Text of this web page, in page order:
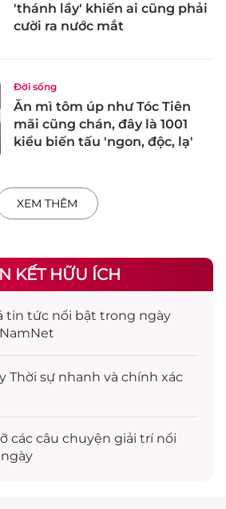
'thánh lầy' khiến ai cũng phải
cười ra nước mắt
Đời sống
Ăn mì tôm úp như Tóc Tiên
mãi cũng chán, đây là 1001
kiểu biến tấu 'ngon, độc, lạ'
XEM THÊM
KẾT HỮU ÍCH
tin tức nổi bật trong ngày
Thời sự nhanh và chính xác
các câu chuyện giải trínổi